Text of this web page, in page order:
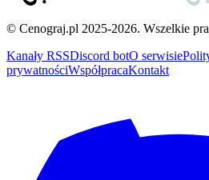
© Cenograj.pl 2025-2026. Wszelkie
Kanały RSSDiscord botO serwisie
prywatnościWspółpracaKontakt